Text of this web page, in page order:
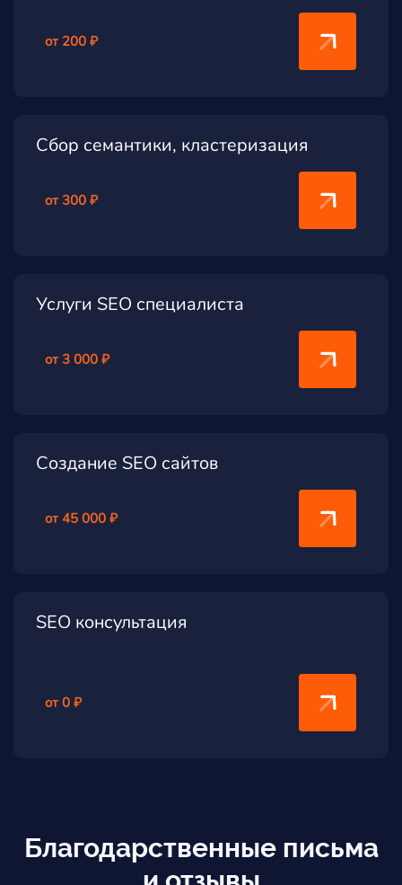
от 200 ₽
Сбор семантики, кластеризация
от 300 ₽
Услуги SEO специалиста
от 3 000 ₽
Создание SEO сайтов
от 45 000 ₽
SEO консультация
от 0 ₽
Благодарственные письма